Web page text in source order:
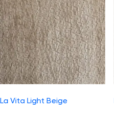
La Vita Light Beige